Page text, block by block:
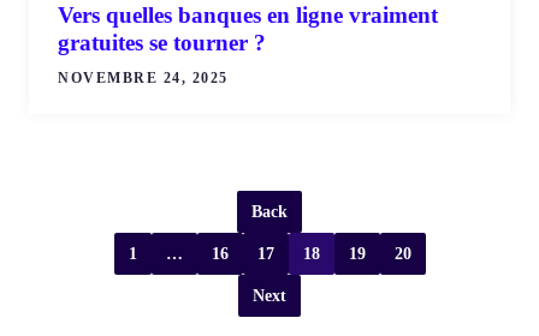
Vers quelles banques en ligne vraiment
gratuites se tourner ?
NOVEMBRE 24, 2025
Back
1 … 16 17 18 19 20
Next